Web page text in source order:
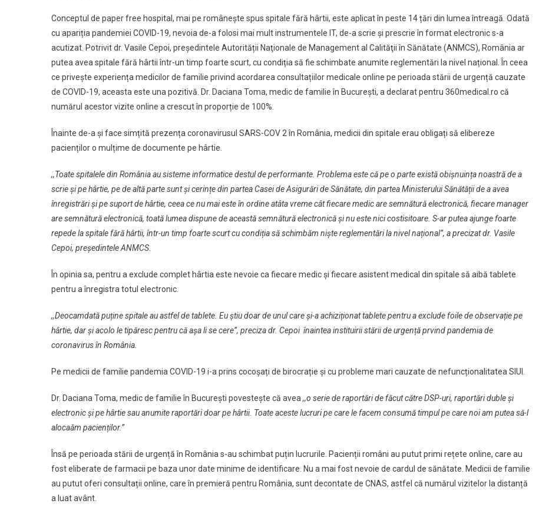
Post
COVID:
Spitale
Fără
Hârtii
Și
Medici
Familie
Birocrație
Conceptul de paper free hospital, mai pe românește spus spitale fără hârtii, este aplicat în peste 14 țări din lumea întreagă. Odată
cu apariția pandemiei COVID-19, nevoia de-a folosi mai mult instrumentele IT, de-a scrie și prescrie în format electronic s-a
acutizat. Potrivit dr. Vasile Cepoi, președintele Autorității Naţionale de Management al Calităţii în Sănătate (ANMCS), România ar
putea avea spitale fără hârtii într-un timp foarte scurt, cu condiția să fie schimbate anumite reglementări la nivel național. În ceea
ce privește experiența medicilor de familie privind acordarea consultațiilor medicale online pe perioada stării de urgență cauzate
de COVID-19, aceasta este una pozitivă. Dr. Daciana Toma, medic de familie în București, a declarat pentru 360medical.ro că
numărul acestor vizite online a crescut în proporție de 100%.
Înainte de-a și face simțită prezența coronavirusul SARS-COV 2 în România, medicii din spitale erau obligați să elibereze
pacienților o mulțime de documente pe hârtie.
,,Toate spitalele din România au sisteme informatice destul de performante. Problema este că pe o parte există obișnuința noastră de a
scrie și pe hârtie, pe de altă parte sunt și cerințe din partea Casei de Asigurări de Sănătate, din partea Ministerului Sănătății de a avea
înregistrări și pe suport de hârtie, ceea ce nu mai este în ordine atâta vreme cât fiecare medic are semnătură electronică, fiecare manager
are semnătură electronică, toată lumea dispune de această semnătură electronică și nu este nici costisitoare. S-ar putea ajunge foarte
repede la spitale fără hârtii, într-un timp foarte scurt cu condiția să schimbăm niște reglementări la nivel național”, a precizat dr. Vasile
Cepoi, președintele ANMCS.
În opinia sa, pentru a exclude complet hârtia este nevoie ca fiecare medic și fiecare asistent medical din spitale să aibă tablete
pentru a înregistra totul electronic.
,,Deocamdată puține spitale au astfel de tablete. Eu știu doar de unul care și-a achiziționat tablete pentru a exclude foile de observație pe
hârtie, dar și acolo le tipăresc pentru că așa li se cere”, preciza dr. Cepoi înaintea instituirii stării de urgență prvind pandemia de
coronavirus în România.
Pe medicii de familie pandemia COVID-19 i-a prins cocoșați de birocrație și cu probleme mari cauzate de nefuncționalitatea SIUI.
Dr. Daciana Toma, medic de familie în București povestește că avea ,,o serie de raportări de făcut către DSP-uri, raportări duble și
electronic și pe hârtie sau anumite raportări doar pe hârtii. Toate aceste lucruri pe care le facem consumă timpul pe care noi am putea să-l
alocaăm pacienților.”
Însă pe perioada stării de urgență în România s-au schimbat puțin lucrurile. Pacienții români au putut primi rețete online, care au
fost eliberate de farmacii pe baza unor date minime de identificare. Nu a mai fost nevoie de cardul de sănătate. Medicii de familie
au putut oferi consultații online, care în premieră pentru România, sunt decontate de CNAS, astfel că numărul vizitelor la distanță
a luat avânt.